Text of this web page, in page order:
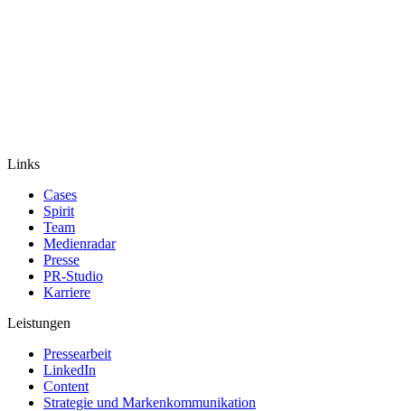
Links
Cases
Spirit
Team
Medienradar
Presse
PR-Studio
Karriere
Leistungen
Pressearbeit
LinkedIn
Content
Strategie und Markenkommunikation